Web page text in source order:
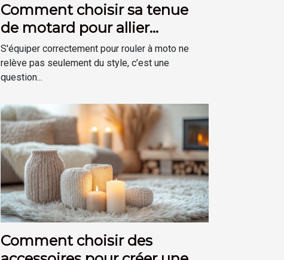
Comment choisir sa tenue
de motard pour allier
sécurité et confort ?
S'équiper correctement pour rouler à moto ne
relève pas seulement du style, c’est une
question...
Comment choisir des